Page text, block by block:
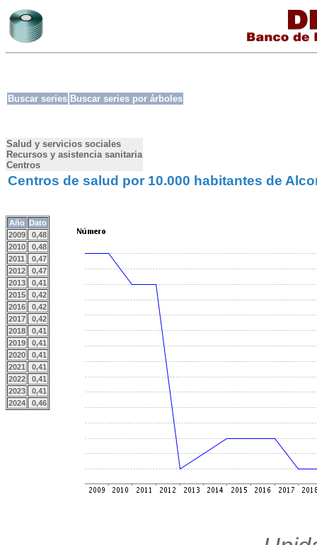
Buscar series Buscar series por árboles
Salud y servicios sociales
Recursos y asistencia sanitaria
Centros
Centros de salud por 10.000 habitantes de
Año Dato
2009
0,48
2010
0,48
2011
0,47
2012
0,47
2013
0,41
2015
0,42
2016
0,42
2017
0,42
2018
0,41
2019
0,41
2020
0,41
2021
0,41
2022
0,41
2023
0,41
2024
0,46